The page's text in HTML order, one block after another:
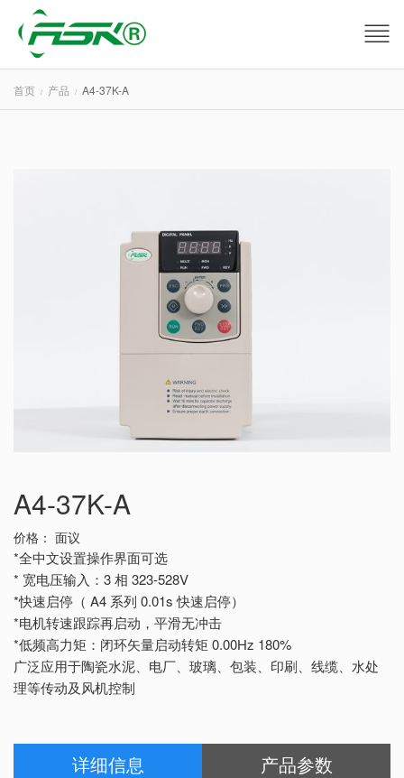
首页 产品 A4-37K-A
A4-37K-A
价格： 面议
*全中文设置操作界面可选
* 宽电压输入：3 相 323-528V
*快速启停（ A4 系列 0.01s 快速启停）
*电机转速跟踪再启动，平滑无冲击
*低频高力矩：闭环矢量启动转矩 0.00Hz 180%
广泛应用于陶瓷水泥、电厂、玻璃、包装、印刷、线缆、水处
理等传动及风机控制
详细信息 产品参数